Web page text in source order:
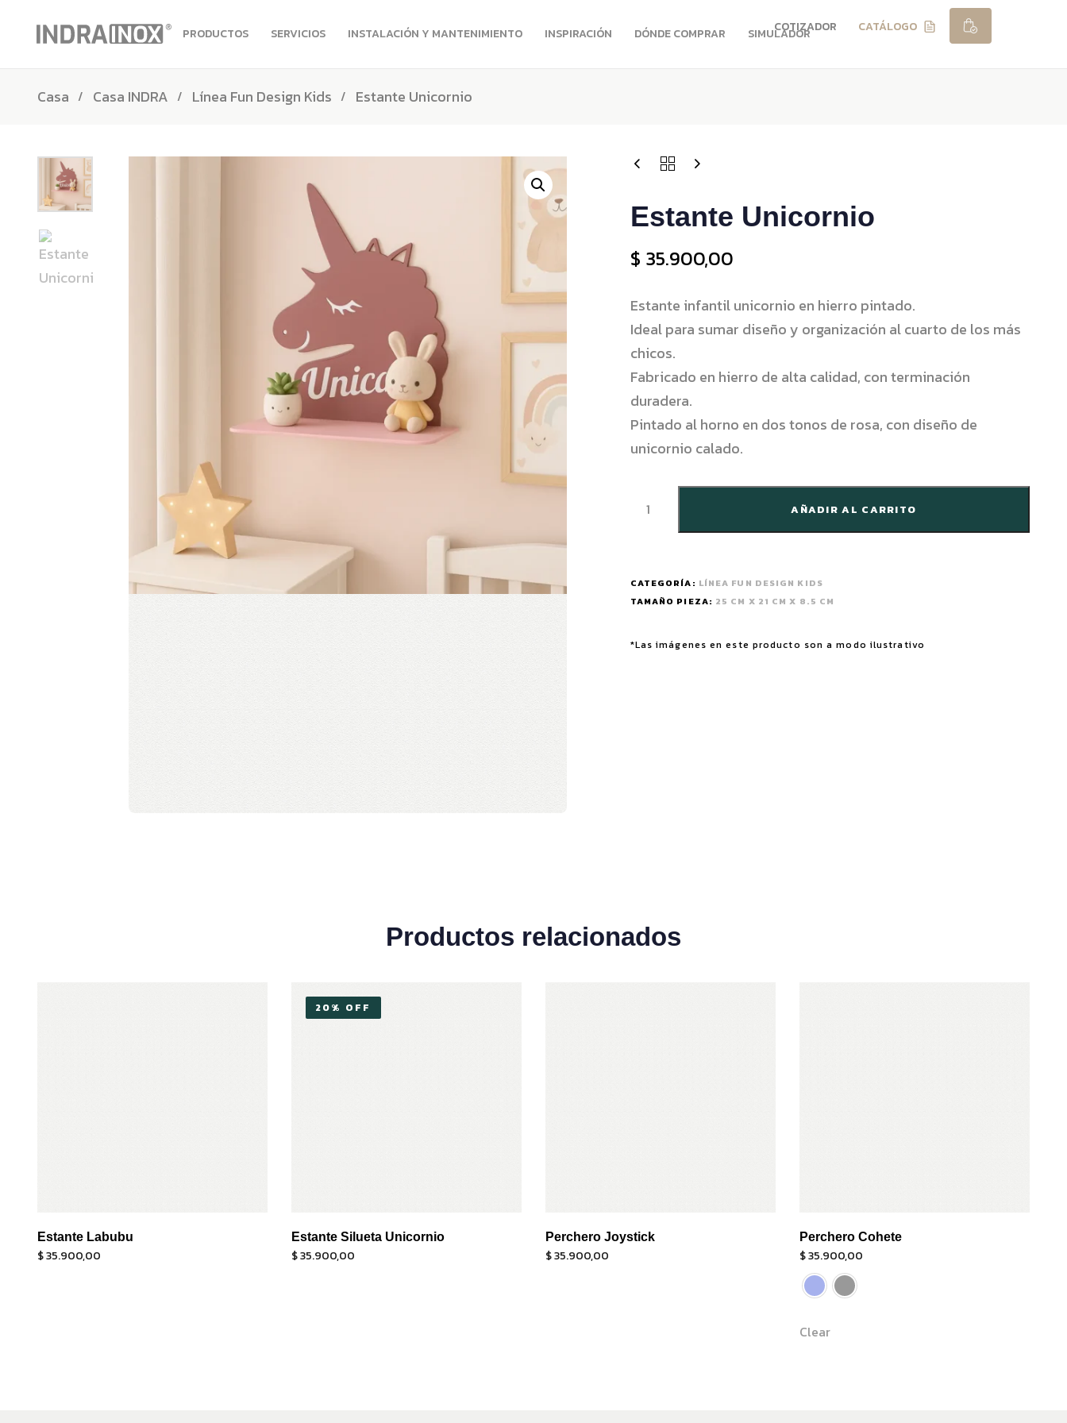
PRODUCTOS SERVICIOS INSTALACIÓN Y MANTENIMIENTO INSPIRACIÓN DÓNDE COMPRAR SIMULADOR
COTIZADOR CATÁLOGO
Casa Casa INDRA Línea Fun Design Kids Estante Unicornio
Estante Unicornio
$ 35.900,00
Estante infantil unicornio en hierro pintado.
Ideal para sumar diseño y organización al cuarto de los más
chicos.
Fabricado en hierro de alta calidad, con terminación
duradera.
Pintado al horno en dos tonos de rosa, con diseño de
unicornio calado.
AÑADIR AL CARRITO
CATEGORÍA: LÍNEA FUN DESIGN KIDS
TAMAÑO PIEZA: 25 CM X 21 CM X 8.5 CM
*Las imágenes en este producto son a modo ilustrativo
Productos relacionados
Estante Labubu
$35.900,00
20% OFF
Estante Silueta Unicornio
$35.900,00
Perchero Joystick
$35.900,00
Perchero Cohete
$35.900,00
Clear